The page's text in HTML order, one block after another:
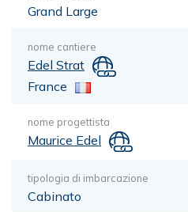
Grand Large
nome cantiere
Edel Strat
France
nome progettista
Maurice Edel
tipologia di imbarcazione
Cabinato